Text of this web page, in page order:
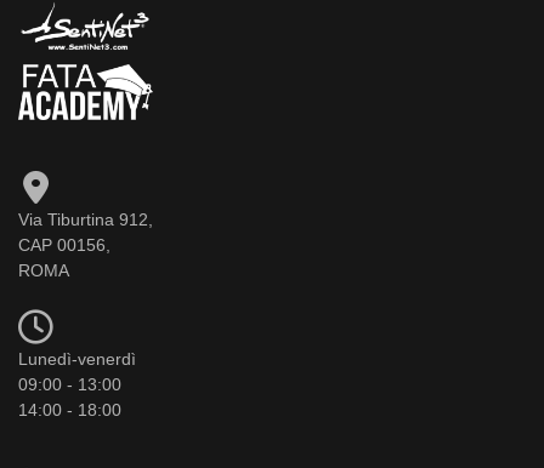
Via Tiburtina 912,
CAP 00156,
ROMA
Lunedì-venerdì
09:00 - 13:00
14:00 - 18:00